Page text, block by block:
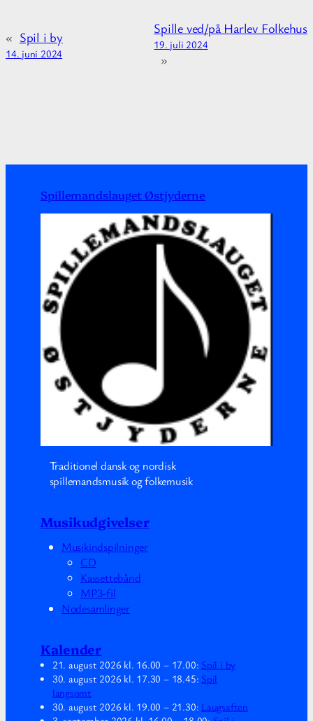
o
« Spil i by
14. juni 2024
Spille ved/på Harlev Folkehus
19. juli 2024
»
Spillemandslauget Østjyderne
Traditionel dansk og nordisk
spillemandsmusik og folkemusik
Musikudgivelser
Musikindspilninger
CD
Kassettebånd
MP3-fil
Nodesamlinger
Kalender
21. august 2026 kl. 16.00 – 17.00: Spil i by
30. august 2026 kl. 17.30 – 18.45: Spil
langsomt
30. august 2026 kl. 19.00 – 21.30: Laugsaften